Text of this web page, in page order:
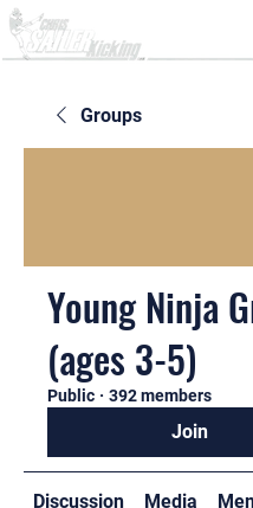
Groups
Young Ninja
(ages 3-5)
Public · 392 members
Join
Discussion Media